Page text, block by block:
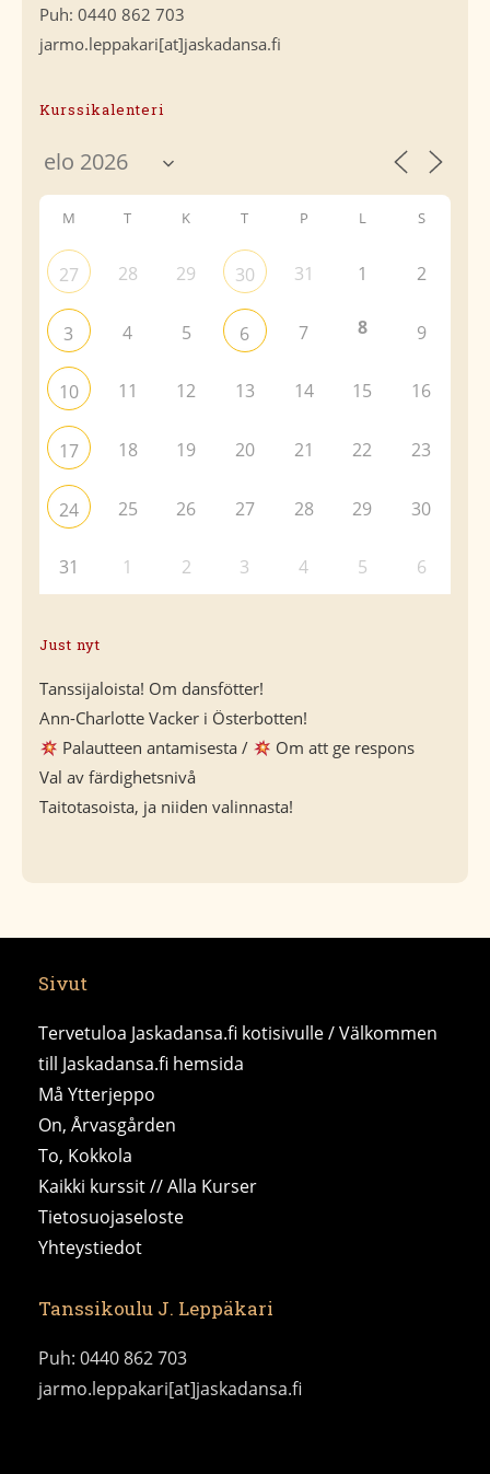
Puh: 0440 862 703
jarmo.leppakari[at]jaskadansa.fi
Kurssikalenteri
M T K T P L S
27 28 29 30 31 1 2
3 4 5 6 7 8 9
10 11 12 13 14 15 16
17 18 19 20 21 22 23
24 25 26 27 28 29 30
31 1 2 3 4 5 6
Just nyt
Tanssijaloista! Om dansfötter!
Ann-Charlotte Vacker i Österbotten!
Palautteen antamisesta /
Om att ge respons
Val av färdighetsnivå
Taitotasoista, ja niiden valinnasta!
Sivut
Tervetuloa Jaskadansa.fi kotisivulle / Välkommen
till Jaskadansa.fi hemsida
Må Ytterjeppo
On, Årvasgården
To, Kokkola
Kaikki kurssit // Alla Kurser
Tietosuojaseloste
Yhteystiedot
Tanssikoulu J. Leppäkari
Puh: 0440 862 703
jarmo.leppakari[at]jaskadansa.fi